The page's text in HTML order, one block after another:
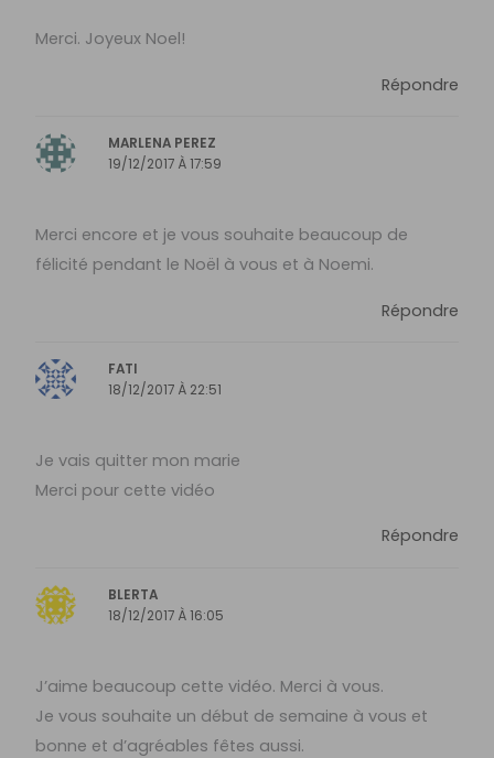
Merci. Joyeux Noel!
Répondre
MARLENA PEREZ
19/12/2017 À 17:59
Merci encore et je vous souhaite beaucoup de
félicité pendant le Noël à vous et à Noemi.
Répondre
FATI
18/12/2017 À 22:51
Je vais quitter mon marie
Merci pour cette vidéo
Répondre
BLERTA
18/12/2017 À 16:05
J’aime beaucoup cette vidéo. Merci à vous.
Je vous souhaite un début de semaine à vous et
bonne et d’agréables fêtes aussi.